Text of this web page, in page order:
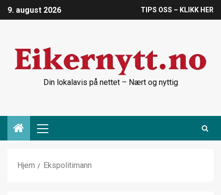
9. august 2026 TIPS OSS – KLIKK HER
Din lokalavis på nettet – Nært og nyttig
Hjem Ekspolitimann